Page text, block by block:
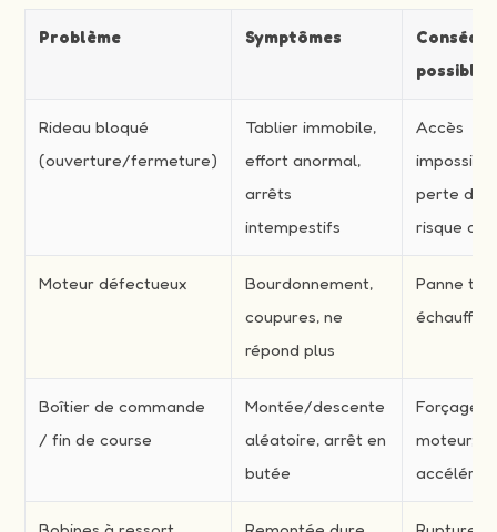
Problème Symptômes
possibles
Rideau bloqué
(ouverture/fermeture)
Tablier immobile,
effort anormal,
arrêts
intempestifs
Accès
perte
risque de
Moteur défectueux
Bourdonnement,
coupures, ne
répond plus
Panne
Boîtier de commande
/ fin de course
Montée/descente
aléatoire, arrêt en
butée
Forçage
moteur,
accélérée